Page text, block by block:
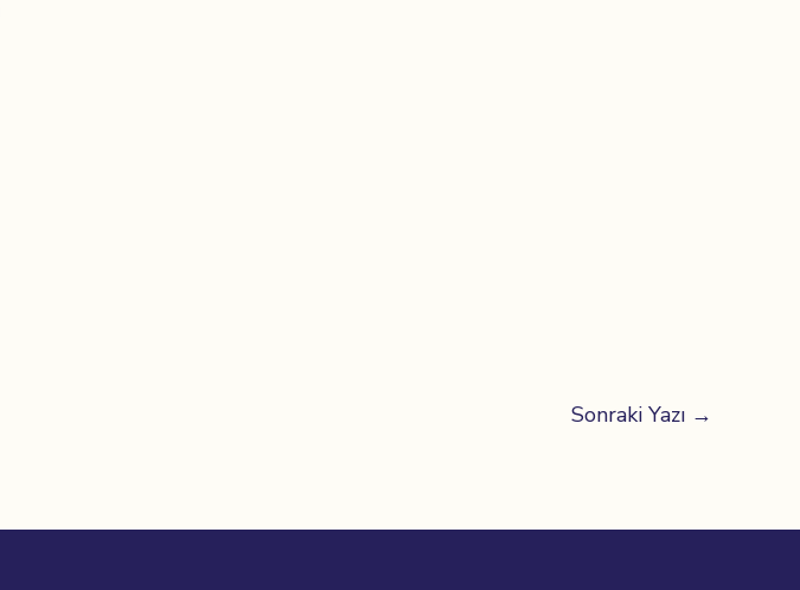
Sonraki Yazı →